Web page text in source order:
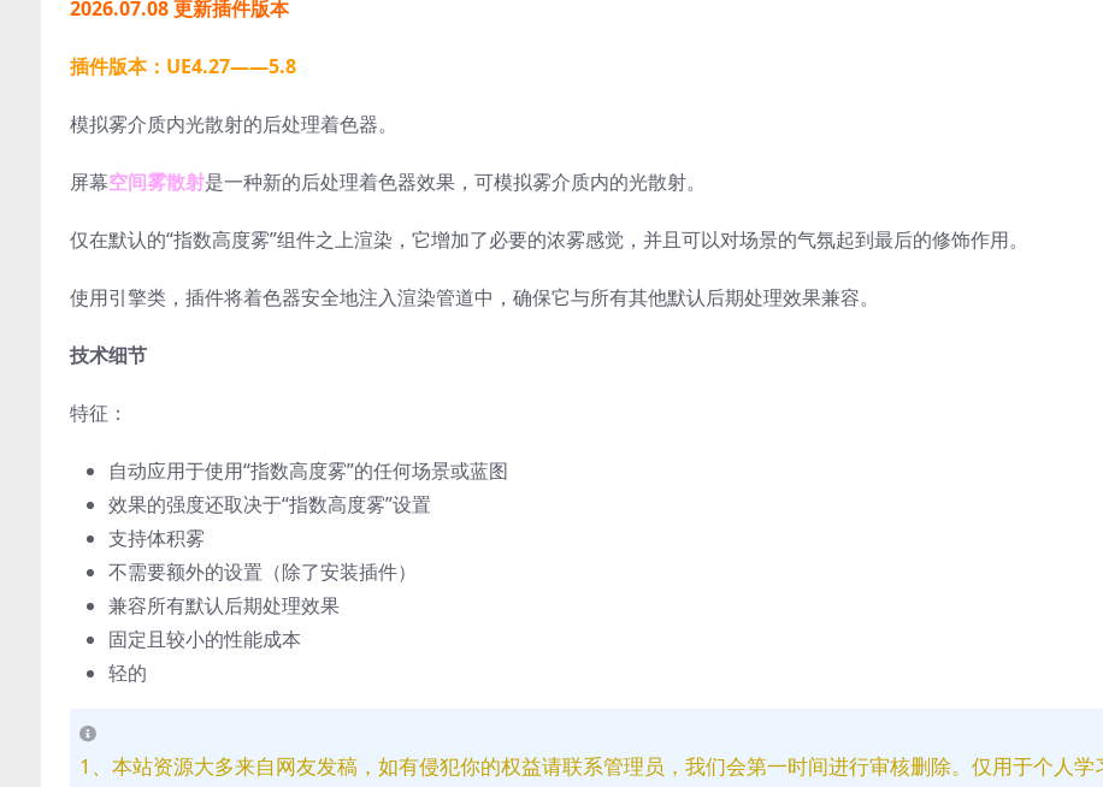
2026.07.08 更新插件版本
插件版本：UE4.27——5.8
模拟雾介质内光散射的后处理着色器。
屏幕空间雾散射是一种新的后处理着色器效果，可模拟雾介质内的光散射。
仅在默认的“指数高度雾”组件之上渲染，它增加了必要的浓雾感觉，并且可以对场景的气氛起到最后的修饰作用。
使用引擎类，插件将着色器安全地注入渲染管道中，确保它与所有其他默认后期处理效果兼容。
技术细节
特征：
自动应用于使用“指数高度雾”的任何场景或蓝图
效果的强度还取决于“指数高度雾”设置
支持体积雾
不需要额外的设置（除了安装插件）
兼容所有默认后期处理效果
固定且较小的性能成本
轻的
1、本站资源大多来自网友发稿，如有侵犯你的权益请联系管理员，我们会第一时间进行审核删除。仅用于个人学